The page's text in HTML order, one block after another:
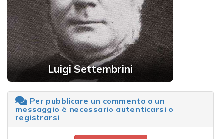
Luigi Settembrini
Per pubblicare un commento o un
messaggio è necessario autenticarsi o
registrarsi